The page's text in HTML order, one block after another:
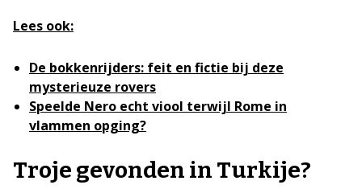
Lees ook:
De bokkenrijders: feit en fictie bij deze
mysterieuze rovers
Speelde Nero echt viool terwijl Rome in
vlammen opging?
Troje gevonden in Turkije?